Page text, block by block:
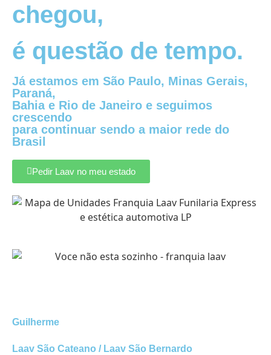
chegou,
é questão de tempo.
Já estamos em São Paulo, Minas Gerais,
Paraná,
Bahia e Rio de Janeiro e seguimos
crescendo
para continuar sendo a maior rede do
Brasil
Pedir Laav no meu estado
Guilherme
Laav São Cateano / Laav São Bernardo